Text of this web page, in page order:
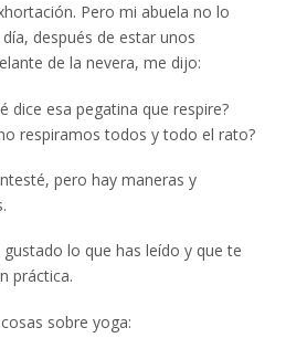
Pero mi abuela no lo
después de estar unos
de la nevera, me dijo:
dice esa pegatina que respire?
respiramos todos y todo el rato?
pero hay maneras y
lo que has leído y que te
práctica.
sobre yoga: